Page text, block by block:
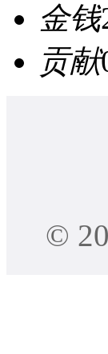
金钱
贡献
©